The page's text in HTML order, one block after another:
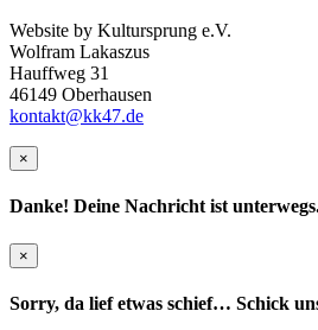
Website by Kultursprung e.V.
Wolfram Lakaszus
Hauffweg 31
46149 Oberhausen
kontakt@kk47.de
×
Danke! Deine Nachricht ist
×
Sorry, da lief etwas schief… Schick